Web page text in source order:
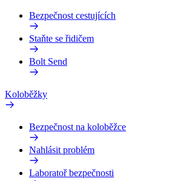
Bezpečnost cestujících
Staňte se řidičem
Bolt Send
Koloběžky
Bezpečnost na koloběžce
Nahlásit problém
Laboratoř bezpečnosti